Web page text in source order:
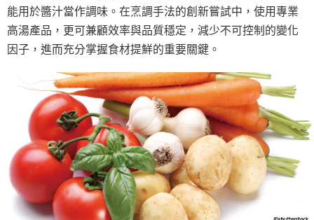
能用於醬汁當作調味。在烹調手法的創新嘗試中，使用專業
高湯產品，更可兼顧效率與品質穩定，減少不可控制的變化
因子，進而充分掌握食材提鮮的重要關鍵。